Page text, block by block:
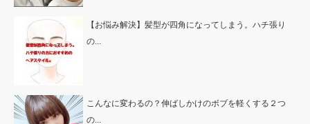
【お悩み解決】髪型が四角になってしまう。ハチ張り
の...
こんなに変わるの？伸ばしかけのボブを軽くする２つ
の...